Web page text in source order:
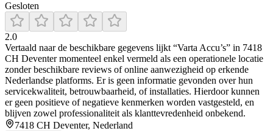
Gesloten
2.0
Vertaald naar de beschikbare gegevens lijkt “Varta Accu’s” in 7418
CH Deventer momenteel enkel vermeld als een operationele locatie
zonder beschikbare reviews of online aanwezigheid op erkende
Nederlandse platforms. Er is geen informatie gevonden over hun
servicekwaliteit, betrouwbaarheid, of installaties. Hierdoor kunnen
er geen positieve of negatieve kenmerken worden vastgesteld, en
blijven zowel professionaliteit als klanttevredenheid onbekend.
7418 CH Deventer, Nederland